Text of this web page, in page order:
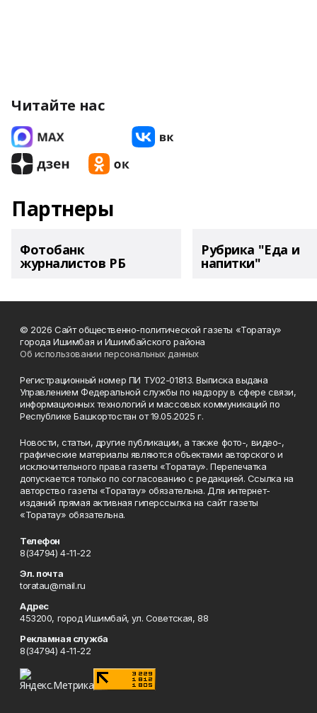
Читайте нас
Партнеры
Фотобанк
журналистов РБ
Рубрика "Еда и
напитки"
© 2026 Сайт общественно-политической газеты «Торатау»
города Ишимбая и Ишимбайского района
Об использовании персональных данных
Регистрационный номер ПИ ТУ02-01813. Выписка выдана
Управлением Федеральной службы по надзору в сфере связи,
информационных технологий и массовых коммуникаций по
Республике Башкортостан от 19.05.2025 г.
Новости, статьи, другие публикации, а также фото-, видео-,
графические материалы являются объектами авторского и
исключительного права газеты «Торатау». Перепечатка
допускается только по согласованию с редакцией. Ссылка на
авторство газеты «Торатау» обязательна. Для интернет-
изданий прямая активная гиперссылка на сайт газеты
«Торатау» обязательна.
Телефон
8(34794) 4-11-22
Эл. почта
toratau@mail.ru
Адрес
453200, город Ишимбай, ул. Советская, 88
Рекламная служба
8(34794) 4-11-22